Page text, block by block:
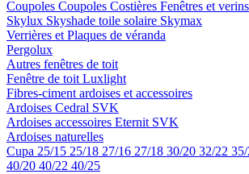
Coupoles Coupoles Costières Fenêtres et verins
Skylux Skyshade toile solaire Skymax
Verrières et Plaques de véranda
Pergolux
Autres fenêtres de toit
Fenêtre de toit Luxlight
Fibres-ciment ardoises et accessoires
Ardoises Cedral SVK
Ardoises accessoires Eternit SVK
Ardoises naturelles
Cupa 25/15 25/18 27/16 27/18 30/20 32/22
40/20 40/22 40/25